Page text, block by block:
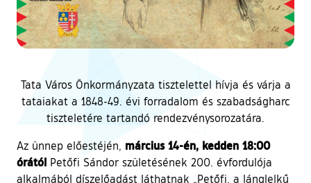
Tata Város Önkormányzata tisztelettel hívja és várja a
tataiakat a 1848-49. évi forradalom és szabadságharc
tiszteletére tartandó rendezvénysorozatára.
Az ünnep előestéjén, március 14-én, kedden 18:00
órától Petőfi Sándor születésének 200. évfordulója
alkalmából díszelőadást láthatnak „Petőfi, a lánglelkű